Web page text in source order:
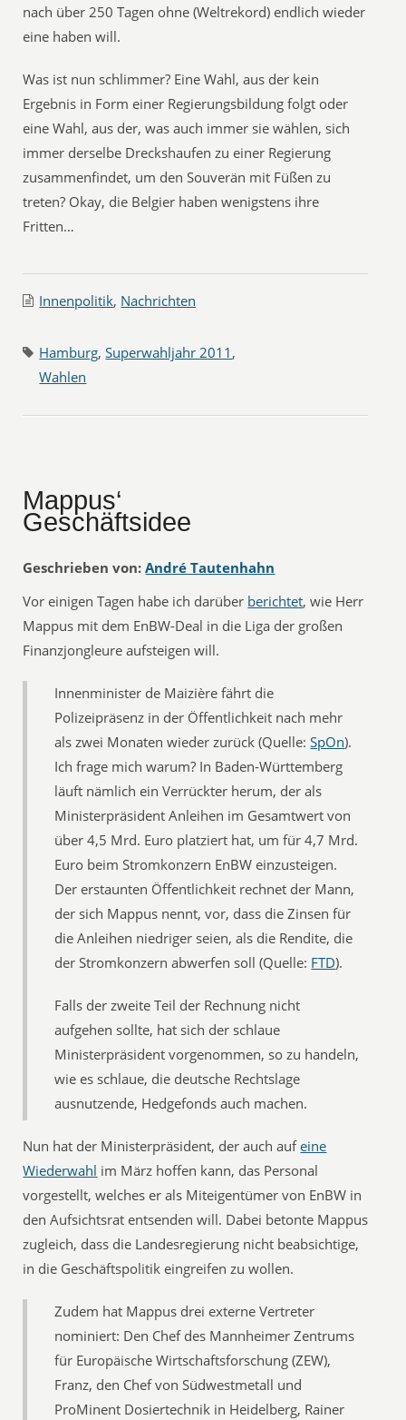
nach über 250 Tagen ohne (Weltrekord) endlich wieder
eine haben will.
Was ist nun schlimmer? Eine Wahl, aus der kein
Ergebnis in Form einer Regierungsbildung folgt oder
eine Wahl, aus der, was auch immer sie wählen, sich
immer derselbe Dreckshaufen zu einer Regierung
zusammenfindet, um den Souverän mit Füßen zu
treten? Okay, die Belgier haben wenigstens ihre
Fritten…
Innenpolitik, Nachrichten
Hamburg,Superwahljahr 2011 ,
Wahlen
Mappus‘
Geschäftsidee
Geschrieben von: André Tautenhahn
Vor einigen Tagen habe ich darüber berichtet, wie Herr
Mappus mit dem EnBW-Deal in die Liga der großen
Finanzjongleure aufsteigen will.
Innenminister de Maizière fährt die
Polizeipräsenz in der Öffentlichkeit nach mehr
als zwei Monaten wieder zurück (Quelle:SpOn).
Ich frage mich warum? In Baden-Württemberg
läuft nämlich ein Verrückter herum, der als
Ministerpräsident Anleihen im Gesamtwert von
über 4,5 Mrd. Euro platziert hat, um für 4,7 Mrd.
Euro beim Stromkonzern EnBW einzusteigen.
Der erstaunten Öffentlichkeit rechnet der Mann,
der sich Mappus nennt, vor, dass die Zinsen für
die Anleihen niedriger seien, als die Rendite, die
der Stromkonzern abwerfen soll (Quelle: FTD).
Falls der zweite Teil der Rechnung nicht
aufgehen sollte, hat sich der schlaue
Ministerpräsident vorgenommen, so zu handeln,
wie es schlaue, die deutsche Rechtslage
ausnutzende, Hedgefonds auch machen.
Nun hat der Ministerpräsident, der auch aufeine
Wiederwahl im März hoffen kann, das Personal
vorgestellt, welches er als Miteigentümer von EnBW in
den Aufsichtsrat entsenden will. Dabei betonte Mappus
zugleich, dass die Landesregierung nicht beabsichtige,
in die Geschäftspolitik eingreifen zu wollen.
Zudem hat Mappus drei externe Vertreter
nominiert: Den Chef des Mannheimer Zentrums
für Europäische Wirtschaftsforschung (ZEW),
Franz, den Chef von Südwestmetall und
ProMinent Dosiertechnik in Heidelberg, Rainer